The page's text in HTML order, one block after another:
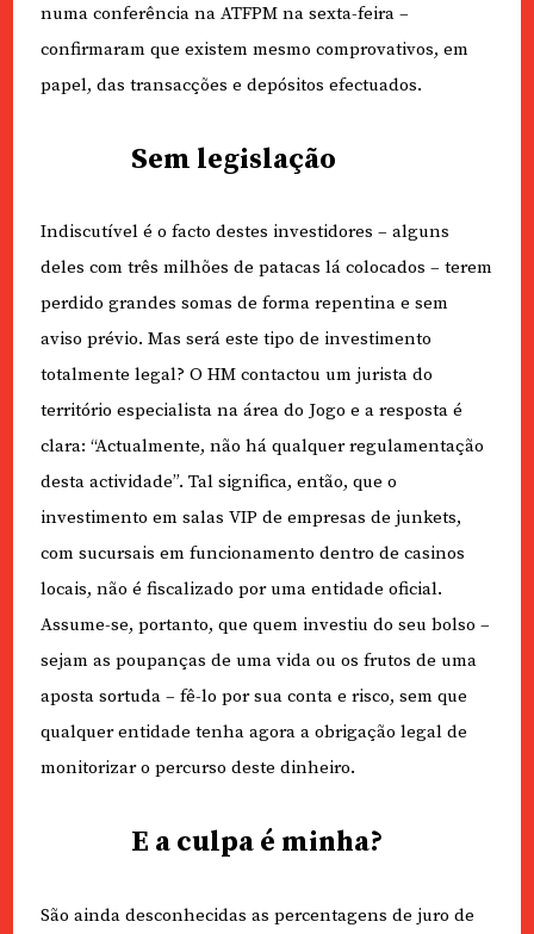
numa conferência na ATFPM na sexta-feira –
confirmaram que existem mesmo comprovativos, em
papel, das transacções e depósitos efectuados.
Sem legislação
Indiscutível é o facto destes investidores – alguns
deles com três milhões de patacas lá colocados – terem
perdido grandes somas de forma repentina e sem
aviso prévio. Mas será este tipo de investimento
totalmente legal? O HM contactou um jurista do
território especialista na área do Jogo e a resposta é
clara: “Actualmente, não há qualquer regulamentação
desta actividade”. Tal significa, então, que o
investimento em salas VIP de empresas de junkets,
com sucursais em funcionamento dentro de casinos
locais, não é fiscalizado por uma entidade oficial.
Assume-se, portanto, que quem investiu do seu bolso –
sejam as poupanças de uma vida ou os frutos de uma
aposta sortuda – fê-lo por sua conta e risco, sem que
qualquer entidade tenha agora a obrigação legal de
monitorizar o percurso deste dinheiro.
E a culpa é minha?
São ainda desconhecidas as percentagens de juro de